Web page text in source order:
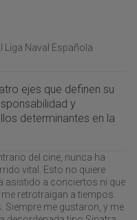
Liga Naval Española
ejes que definen su
y
determinantes en la
del cine, nunca ha
vital. Esto no quiere
asistido a conciertos ni que
retrotraigan a tiempos
me gustaron, y me